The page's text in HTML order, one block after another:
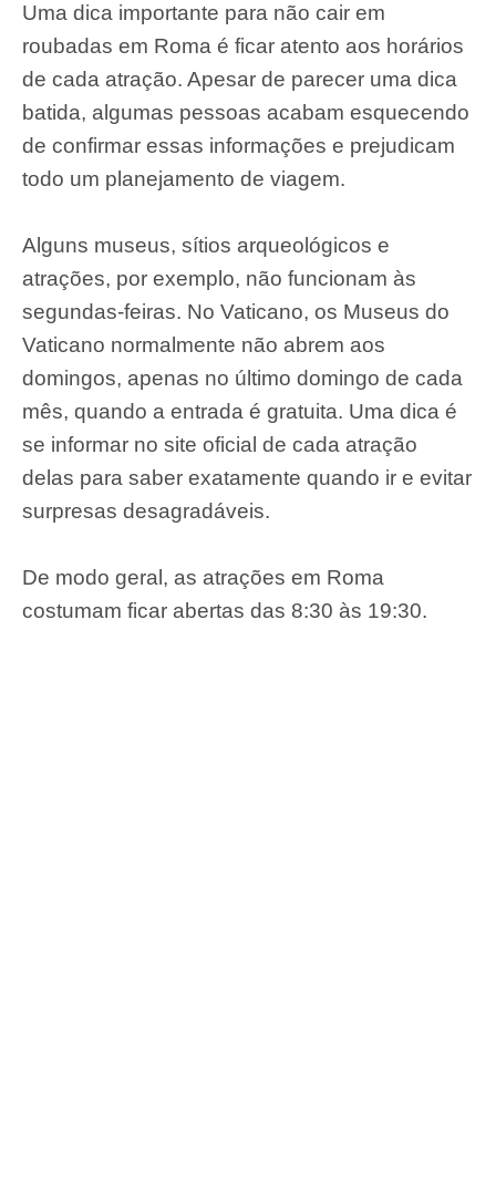
Uma dica importante para não cair em
roubadas em Roma é ficar atento aos horários
de cada atração. Apesar de parecer uma dica
batida, algumas pessoas acabam esquecendo
de confirmar essas informações e prejudicam
todo um planejamento de viagem.
Alguns museus, sítios arqueológicos e
atrações, por exemplo, não funcionam às
segundas-feiras. No Vaticano, os Museus do
Vaticano normalmente não abrem aos
domingos, apenas no último domingo de cada
mês, quando a entrada é gratuita. Uma dica é
se informar no site oficial de cada atração
delas para saber exatamente quando ir e evitar
surpresas desagradáveis.
De modo geral, as atrações em Roma
costumam ficar abertas das 8:30 às 19:30.